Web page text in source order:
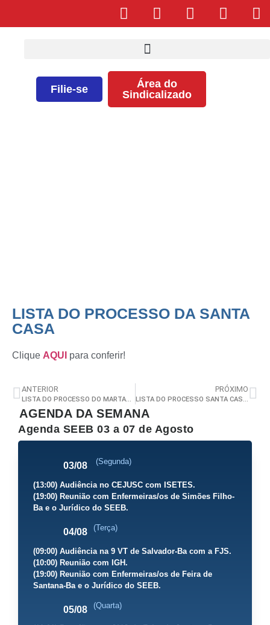
Filie-se
Área do
Sindicalizado
LISTA DO PROCESSO DA SANTA
CASA
Clique AQUI para conferir!
ANTERIOR
LISTA DO PROCESSO DO MARTAGÃO GESTEIRA
PRÓXIMO
LISTA DO PROCESSO SANTA CASA DE MISERICÓRDIA DA BAHIA
AGENDA DA SEMANA
Agenda SEEB 03 a 07 de Agosto
03/08 (Segunda)
(13:00) Audiência no CEJUSC com ISETES.
(19:00) Reunião com Enfermeiras/os de Simões Filho-
Ba e o Jurídico do SEEB.
04/08 (Terça)
(09:00) Audiência na 9 VT de Salvador-Ba com a FJS.
(10:00) Reunião com IGH.
(19:00) Reunião com Enfermeiras/os de Feira de
Santana-Ba e o Jurídico do SEEB.
05/08 (Quarta)